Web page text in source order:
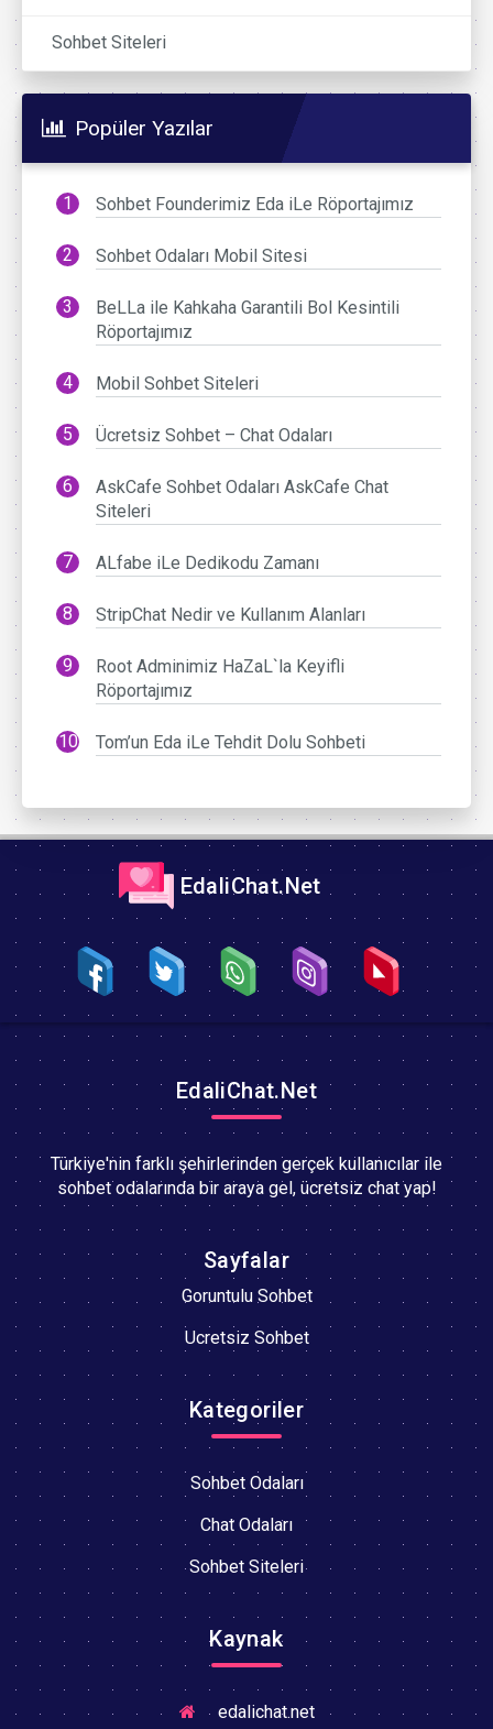
Sohbet Siteleri
Popüler Yazılar
Sohbet Founderimiz Eda iLe Röportajımız
Sohbet Odaları Mobil Sitesi
BeLLa ile Kahkaha Garantili Bol Kesintili
Röportajımız
Mobil Sohbet Siteleri
Ücretsiz Sohbet – Chat Odaları
AskCafe Sohbet Odaları AskCafe Chat
Siteleri
ALfabe iLe Dedikodu Zamanı
StripChat Nedir ve Kullanım Alanları
Root Adminimiz HaZaL`la Keyifli
Röportajımız
Tom’un Eda iLe Tehdit Dolu Sohbeti
EdaliChat.Net
EdaliChat.Net
Türkiye'nin farklı şehirlerinden gerçek kullanıcılar ile
sohbet odalarında bir araya gel, ücretsiz chat yap!
Sayfalar
Goruntulu Sohbet
Ucretsiz Sohbet
Kategoriler
Sohbet Odaları
Chat Odaları
Sohbet Siteleri
Kaynak
edalichat.net